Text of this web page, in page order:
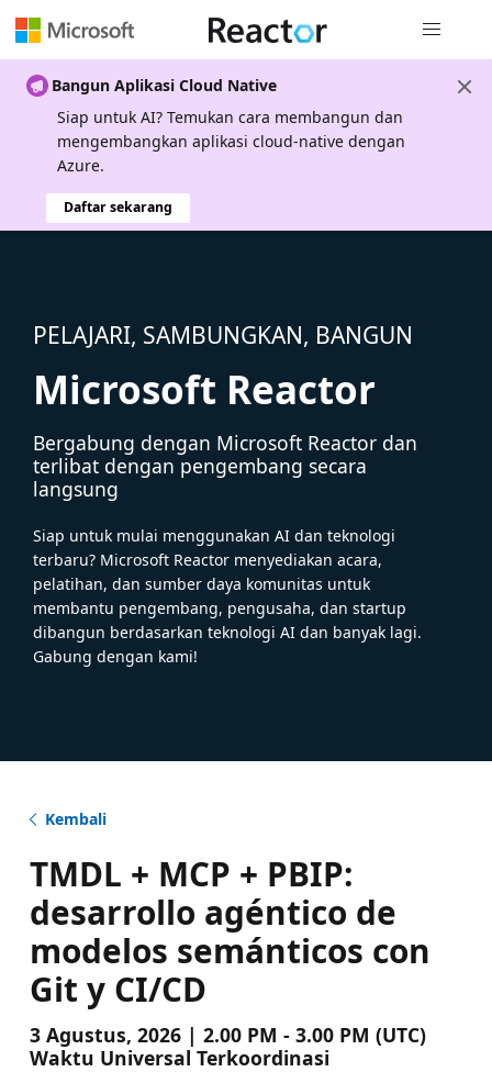
Bangun Aplikasi Cloud Native
Siap untuk AI? Temukan cara membangun dan
mengembangkan aplikasi cloud-native dengan
Azure.
Daftar sekarang
PELAJARI, SAMBUNGKAN, BANGUN
Microsoft Reactor
Bergabung dengan Microsoft Reactor dan
terlibat dengan pengembang secara
langsung
Siap untuk mulai menggunakan AI dan teknologi
terbaru? Microsoft Reactor menyediakan acara,
pelatihan, dan sumber daya komunitas untuk
membantu pengembang, pengusaha, dan startup
dibangun berdasarkan teknologi AI dan banyak lagi.
Gabung dengan kami!
Kembali
TMDL + MCP + PBIP:
desarrollo agéntico de
modelos semánticos con
Git y CI/CD
3 Agustus, 2026 | 2.00 PM - 3.00 PM (UTC)
Waktu Universal Terkoordinasi